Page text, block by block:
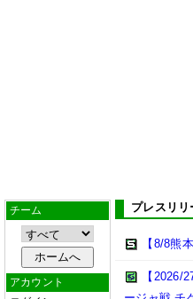
チーム
アカウント
プレスリリ
【8/8熊
【2026/